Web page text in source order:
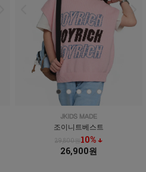
조이니트베스트
29,800원10% ↓
26,900원